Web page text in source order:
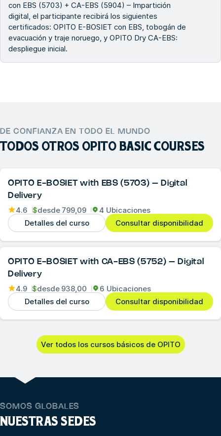
con EBS (5703) + CA-EBS (5904) – Impartición
digital, el participante recibirá los siguientes
certificados: OPITO E-BOSIET con EBS, tobogán de
evacuación y traje noruego, y OPITO Dry CA-EBS:
despliegue inicial.
DE CONFIANZA EN TODO EL MUNDO
TODOS OTROS OPITO BASIC COURSES
OPITO E-BOSIET with EBS (5703) – Digital
Delivery
4.6 $desde 799,09
4 Ubicaciones
Detalles del curso
Consultar disponibilidad
OPITO E-BOSIET with CA-EBS (5752) – Digital
Delivery
4.9 $desde 938,00
6 Ubicaciones
Detalles del curso
Consultar disponibilidad
Ver todos los cursos básicos de OPITO
SOMOS GLOBALES
NUESTRAS SEDES